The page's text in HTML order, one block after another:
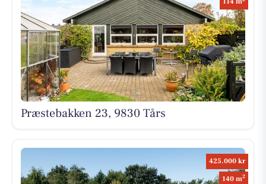
Præstebakken 23, 9830 Tårs
425.000 kr
140 m2